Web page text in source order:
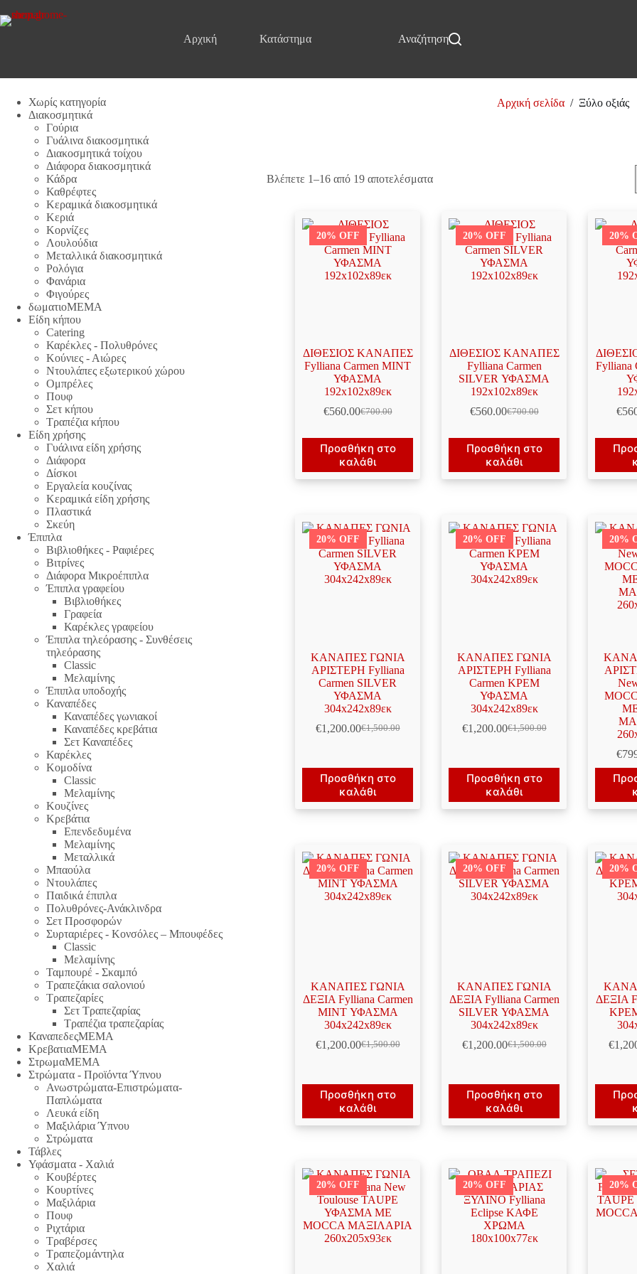
στο
Αρχική Κατάστημα ΕπικοινωνίαΑναζήτηση
Αρχική σελίδα / Ξύλο οξιάς
Βλέπετε 1–16 από 19 αποτελέσματα
20% OFF
ΔΙΘΕΣΙΟΣ ΚΑΝΑΠΕΣ
Fylliana Carmen MINT
ΥΦΑΣΜΑ
192x102x89εκ
€700.00
Original
was:
€700.00.
€560.00Η
τιμή
είναι:
€560.00.
Προσθήκη στο
καλάθι
20% OFF
ΔΙΘΕΣΙΟΣ ΚΑΝΑΠΕΣ
Fylliana Carmen
SILVER ΥΦΑΣΜΑ
192x102x89εκ
€700.00
Original
was:
€700.00.
€560.00Η
τιμή
είναι:
€560.00.
Προσθήκη στο
καλάθι
20%
€
20% OFF
ΚΑΝΑΠΕΣ ΓΩΝΙΑ
ΑΡΙΣΤΕΡΗ Fylliana
Carmen SILVER
ΥΦΑΣΜΑ
304x242x89εκ
€1,500.00
Original
€1,500.00.
€1,200.00Η
είναι:
€1,200.00.
Προσθήκη στο
καλάθι
20% OFF
ΚΑΝΑΠΕΣ ΓΩΝΙΑ
ΑΡΙΣΤΕΡΗ Fylliana
Carmen ΚΡΕΜ
ΥΦΑΣΜΑ
304x242x89εκ
€1,500.00
Original
€1,500.00.
€1,200.00Η
είναι:
€1,200.00.
Προσθήκη στο
καλάθι
20%
€
20% OFF
ΚΑΝΑΠΕΣ ΓΩΝΙΑ
ΔΕΞΙΑ Fylliana Carmen
MINT ΥΦΑΣΜΑ
304x242x89εκ
€1,500.00
Original
€1,500.00.
€1,200.00Η
είναι:
€1,200.00.
Προσθήκη στο
καλάθι
20% OFF
ΚΑΝΑΠΕΣ ΓΩΝΙΑ
ΔΕΞΙΑ Fylliana Carmen
SILVER ΥΦΑΣΜΑ
304x242x89εκ
€1,500.00
Original
€1,500.00.
€1,200.00Η
είναι:
€1,200.00.
Προσθήκη στο
καλάθι
20%
ΔΕΞΙΑ
€
20% OFF 20% OFF 20%
Χωρίς κατηγορία
Διακοσμητικά
Γούρια
Γυάλινα διακοσμητικά
Διακοσμητικά τοίχου
Διάφορα διακοσμητικά
Κάδρα
Καθρέφτες
Κεραμικά διακοσμητικά
Κεριά
Κορνίζες
Λουλούδια
Μεταλλικά διακοσμητικά
Ρολόγια
Φανάρια
Φιγούρες
δωματιοΜΕΜΑ
Είδη κήπου
Catering
Καρέκλες - Πολυθρόνες
Κούνιες - Αιώρες
Ντουλάπες εξωτερικού χώρου
Ομπρέλες
Πουφ
Σετ κήπου
Τραπέζια κήπου
Είδη χρήσης
Γυάλινα είδη χρήσης
Διάφορα
Δίσκοι
Εργαλεία κουζίνας
Κεραμικά είδη χρήσης
Πλαστικά
Σκεύη
Έπιπλα
Βιβλιοθήκες - Ραφιέρες
Βιτρίνες
Διάφορα Μικροέπιπλα
Έπιπλα γραφείου
Βιβλιοθήκες
Γραφεία
Καρέκλες γραφείου
Έπιπλα τηλεόρασης - Συνθέσεις
τηλεόρασης
Classic
Μελαμίνης
Έπιπλα υποδοχής
Καναπέδες
Καναπέδες γωνιακοί
Καναπέδες κρεβάτια
Σετ Καναπέδες
Καρέκλες
Κομοδίνα
Classic
Μελαμίνης
Κουζίνες
Κρεβάτια
Επενδεδυμένα
Μελαμίνης
Μεταλλικά
Μπαούλα
Ντουλάπες
Παιδικά έπιπλα
Πολυθρόνες-Ανάκλινδρα
Σετ Προσφορών
Συρταριέρες - Κονσόλες – Μπουφέδες
Classic
Μελαμίνης
Ταμπουρέ - Σκαμπό
Τραπεζάκια σαλονιού
Τραπεζαρίες
Σετ Τραπεζαρίας
Τραπέζια τραπεζαρίας
ΚαναπεδεςΜΕΜΑ
ΚρεβατιαΜΕΜΑ
ΣτρωμαΜΕΜΑ
Στρώματα - Προϊόντα Ύπνου
Ανωστρώματα-Επιστρώματα-
Παπλώματα
Λευκά είδη
Μαξιλάρια Ύπνου
Στρώματα
Τάβλες
Υφάσματα - Χαλιά
Κουβέρτες
Κουρτίνες
Μαξιλάρια
Πουφ
Ριχτάρια
Τραβέρσες
Τραπεζομάντηλα
Χαλιά